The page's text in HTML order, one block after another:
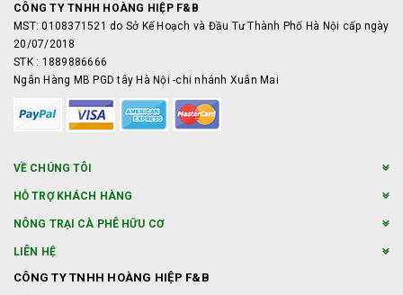
CÔNG TY TNHH HOÀNG HIỆP F&B
MST: 0108371521 do Sở Kế Hoạch và Đầu Tư Thành Phố Hà Nội cấp ngày
20/07/2018
STK : 1889886666
Ngân Hàng MB PGD tây Hà Nội -chi nhánh Xuân Mai
VỀ CHÚNG TÔI
HỖ TRỢ KHÁCH HÀNG
NÔNG TRẠI CÀ PHÊ HỮU CƠ
LIÊN HỆ
CÔNG TY TNHH HOÀNG HIỆP F&B